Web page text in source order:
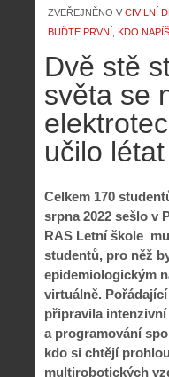
ZVEŘEJNĚNO V CIVILNÍ
BUĎTE PRVNÍ, KDO
Dvě stě
světa se
učilo
Celkem 170
srpna 2022 sešlo v
RAS Letní škole
studentů, pro něž
epidemiologickým
virtuálně.
připravila
a programování
kdo si chtějí
multirobotických